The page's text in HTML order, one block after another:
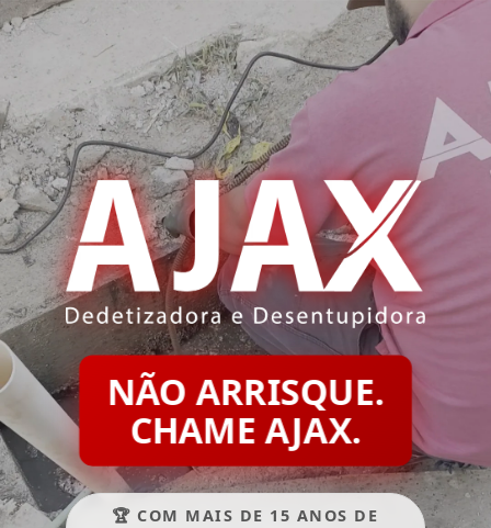
NÃO ARRISQUE.
CHAME AJAX.
🏆 COM MAIS DE 15 ANOS DE